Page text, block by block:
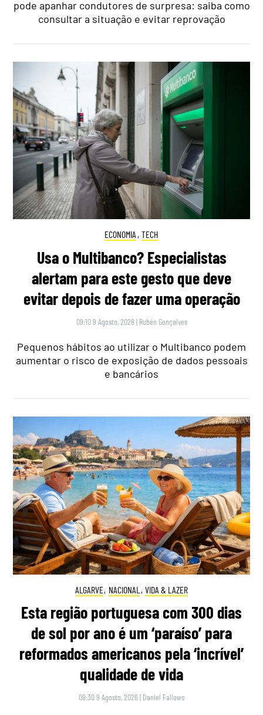
pode apanhar condutores de surpresa: saiba como
consultar a situação e evitar reprovação
ECONOMIA , TECH
Usa o Multibanco? Especialistas
alertam para este gesto que deve
evitar depois de fazer uma operação
09:10 9 Agosto, 2026 | Rubén Gonçalves
Pequenos hábitos ao utilizar o Multibanco podem
aumentar o risco de exposição de dados pessoais
e bancários
ALGARVE, NACIONAL , VIDA & LAZER
Esta região portuguesa com 300 dias
de sol por ano é um ‘paraíso’ para
reformados americanos pela ‘incrível’
qualidade de vida
09:30 9 Agosto, 2026 | Daniel Fallows